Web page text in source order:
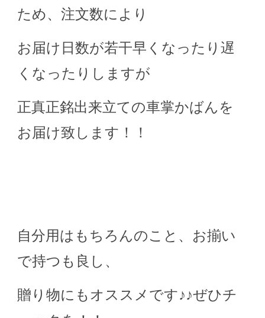
ため、注文数により
お届け日数が若干早くなったり遅
くなったりしますが
正真正銘出来立ての車掌かばんを
お届け致します！！
自分用はもちろんのこと、お揃い
で持つも良し、
贈り物にもオススメです♪♪ぜひチ